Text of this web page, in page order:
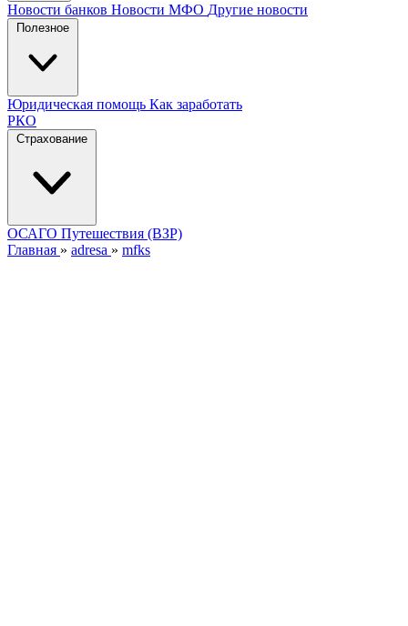
Новости банков Новости МФО Другие новости
Полезное
Юридическая помощь Как заработать
РКО
Страхование
ОСАГО Путешествия (ВЗР)
Главная » adresa » mfks